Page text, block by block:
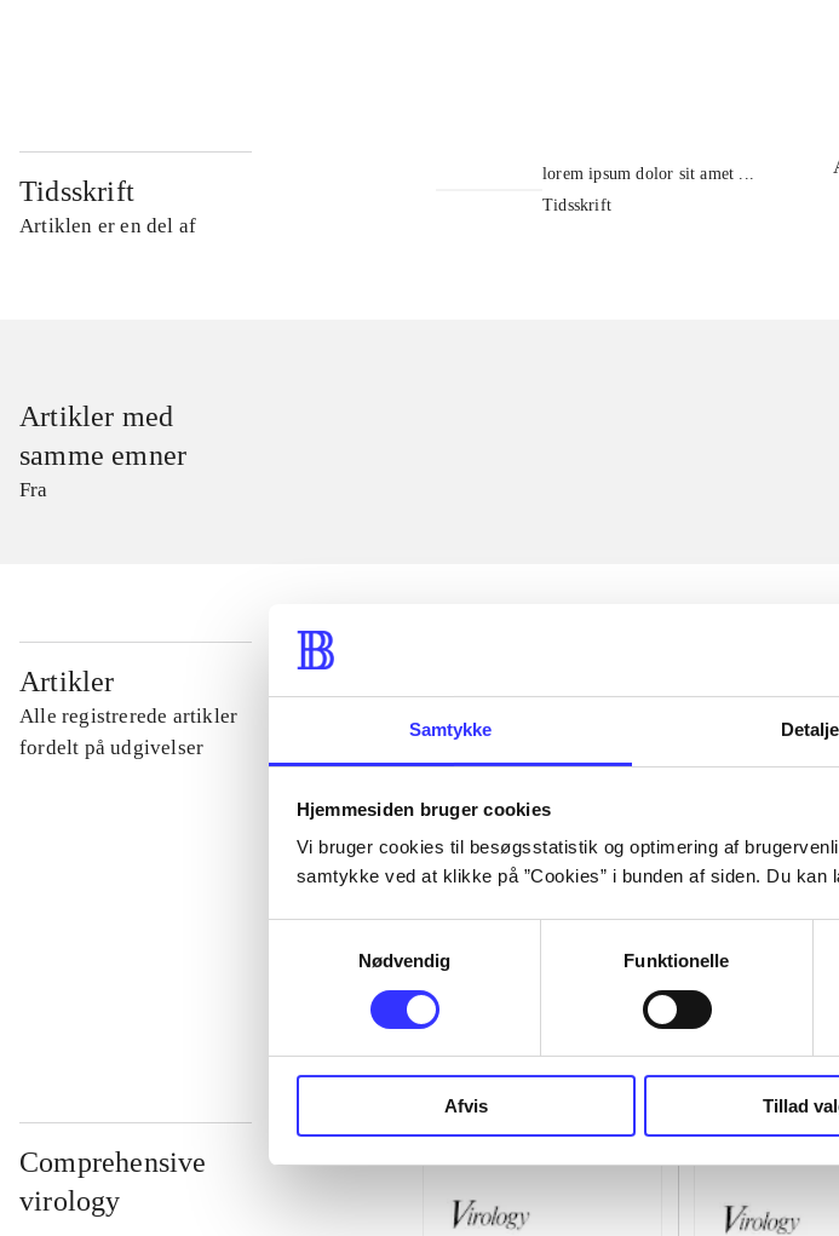
Samtykke
Hjemmesiden bruger cookies
Vi bruger cookies til besøgsstatistik og optimering af
samtykke ved at klikke på ”Cookies” i bunden af siden. Du
Nødvendig
Funktionelle
Afvis Tillad
Tidsskrift
Artiklen er en del af
lorem ipsum dolor sit amet ...
Tidsskrift
Artikler med
samme emner
Fra
Artikler
Alle registrerede artikler
fordelt på udgivelser
...
Comprehensive
virology